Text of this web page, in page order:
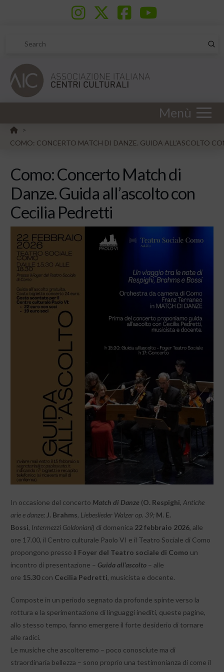
Search
Menù
HOME
>
COMO: CONCERTO MATCH DI DANZE. GUIDA ALL’ASCOLTO
Como: Concerto Match di
Danze. Guida all’ascolto con
Cecilia Pedretti
In occasione del concerto Match di Danze (O. Respighi,Antiche
arie e danze; J. Brahms, Liebeslieder Walzer op. 39; M. E.
Bossi, Intermezzi Goldoniani) di domenica 22 febbraio 2026, alle
ore 17.00, il Centro culturale Paolo VI e il Teatro Sociale di Como
propongono presso il Foyer del Teatro sociale di Como un
incontro di presentazione – Guida all’ascolto – alle
ore 15.30con Cecilia Pedretti, musicista e docente.
Composte in un periodo segnato da profonde spinte verso la
rottura e la sperimentazione di linguaggi inediti, queste pagine,
allo stesso tempo, fanno emergere il forte desiderio di tornare
alle radici.
Le musiche che ascolteremo – poco conosciute ma di
straordinaria bellezza – sono proprio una testimonianza di come il